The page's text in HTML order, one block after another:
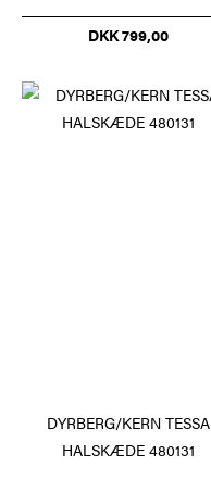
DKK 799,00
DYRBERG/KERN TESSA
HALSKÆDE 480131